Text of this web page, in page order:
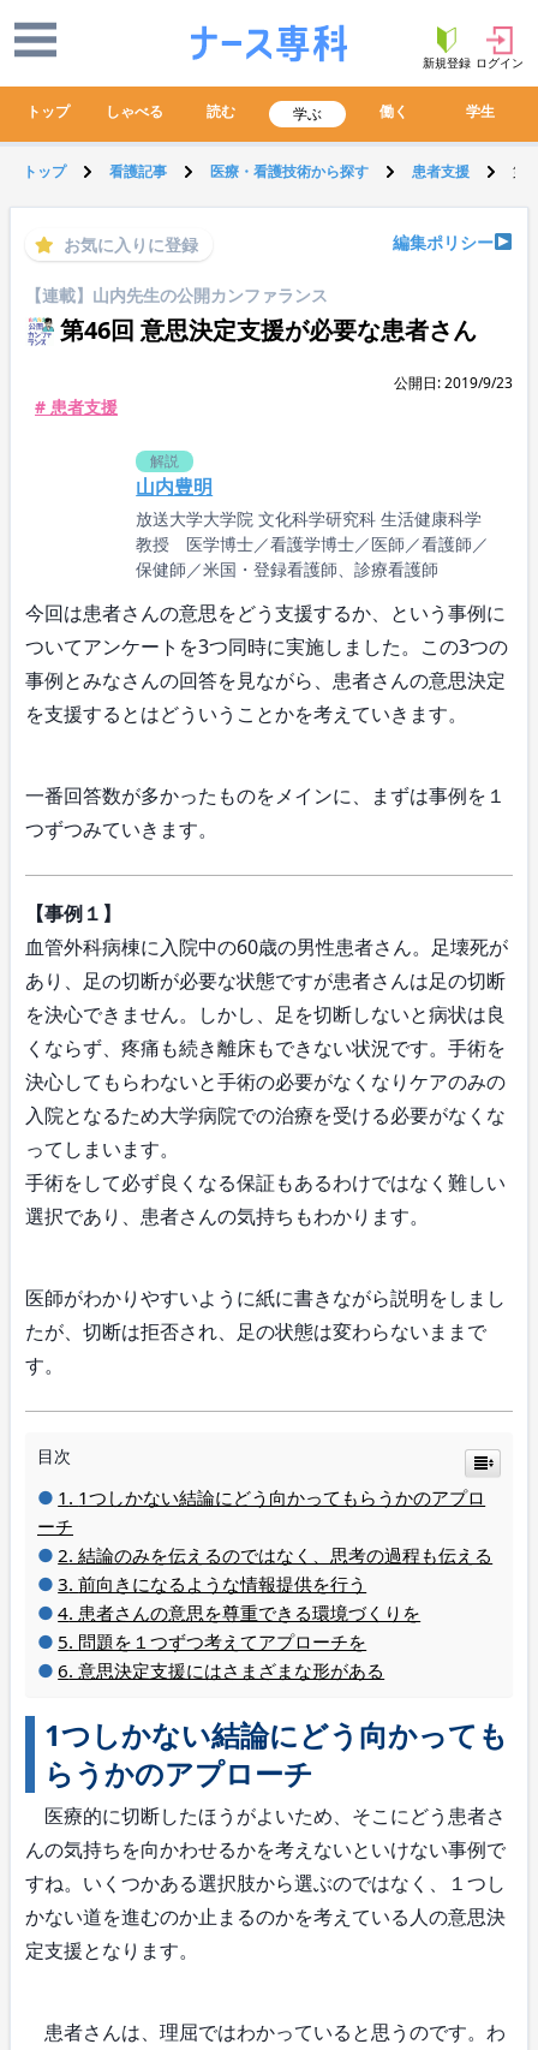
新規登録 ログイン
トップ しゃべる 読む 学ぶ 働く 学生
トップ 看護記事 医療・看護技術から探す 患者支援 第
お気に入りに登録 編集ポリシー
【連載】山内先生の公開カンファランス
第46回 意思決定支援が必要な患者さん
公開日: 2019/9/23
# 患者支援
解説
山内豊明
放送大学大学院 文化科学研究科 生活健康科学
教授 医学博士／看護学博士／医師／看護師／
保健師／米国・登録看護師、診療看護師
今回は患者さんの意思をどう支援するか、という事例に
ついてアンケートを3つ同時に実施しました。この3つの
事例とみなさんの回答を見ながら、患者さんの意思決定
を支援するとはどういうことかを考えていきます。
一番回答数が多かったものをメインに、まずは事例を１
つずつみていきます。
【事例１】
血管外科病棟に入院中の60歳の男性患者さん。足壊死が
あり、足の切断が必要な状態ですが患者さんは足の切断
を決心できません。しかし、足を切断しないと病状は良
くならず、疼痛も続き離床もできない状況です。手術を
決心してもらわないと手術の必要がなくなりケアのみの
入院となるため大学病院での治療を受ける必要がなくな
ってしまいます。
手術をして必ず良くなる保証もあるわけではなく難しい
選択であり、患者さんの気持ちもわかります。
医師がわかりやすいように紙に書きながら説明をしまし
たが、切断は拒否され、足の状態は変わらないままで
す。
目次
1つしかない結論にどう向かってもらうかのアプロ
ーチ
結論のみを伝えるのではなく、思考の過程も伝える
前向きになるような情報提供を行う
患者さんの意思を尊重できる環境づくりを
問題を１つずつ考えてアプローチを
意思決定支援にはさまざまな形がある
1つしかない結論にどう向かっても
らうかのアプローチ
医療的に切断したほうがよいため、そこにどう患者さ
んの気持ちを向かわせるかを考えないといけない事例で
すね。いくつかある選択肢から選ぶのではなく、１つし
かない道を進むのか止まるのかを考えている人の意思決
定支援となります。
患者さんは、理屈ではわかっていると思うのです。わ